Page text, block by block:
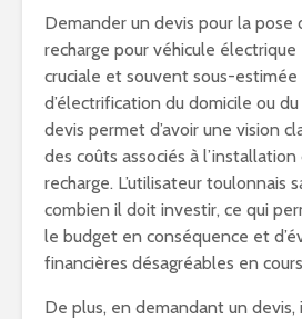
Demander un devis pour la pose
recharge pour véhicule
cruciale et souvent sous-estimée
d’électrification du domicile ou
devis permet d’avoir une vision
des coûts associés à
recharge. L’utilisateur toulonnais
combien il doit investir, ce qui
le budget en conséquence et
financières désagréables en
De plus, en demandant un devis,